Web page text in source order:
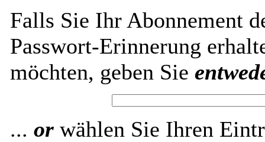
Falls Sie Ihr Abonnement
Passwort-Erinnerung
möchten, geben Sie
... or wählen Sie Ihren